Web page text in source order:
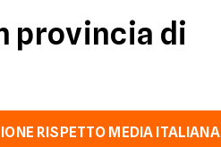
provincia di
RISPETTO MEDIA ITALIANA